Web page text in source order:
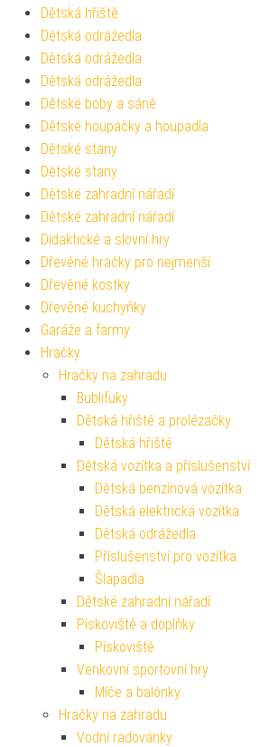
Dětská hřiště
Dětská odrážedla
Dětská odrážedla
Dětská odrážedla
Dětské boby a sáně
Dětské houpačky a houpadla
Dětské stany
Dětské stany
Dětské zahradní nářadí
Dětské zahradní nářadí
Didaktické a slovní hry
Dřevěné hračky pro nejmenší
Dřevěné kostky
Dřevěné kuchyňky
Garáže a farmy
Hračky
Hračky na zahradu
Bublifuky
Dětská hřiště a prolézačky
Dětská hřiště
Dětská vozítka a příslušenství
Dětská benzínová vozítka
Dětská elektrická vozítka
Dětská odrážedla
Příslušenství pro vozítka
Šlapadla
Dětské zahradní nářadí
Pískoviště a doplňky
Pískoviště
Venkovní sportovní hry
Míče a balónky
Hračky na zahradu
Vodní radovánky